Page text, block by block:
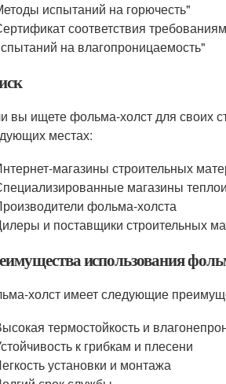
испытаний на горючесть"
соответствия
на влагопроницаемость"
вы ищете фольма-холст для своих
местах:
магазины строительных
магазины
фольма-холста
и поставщики строительных
использования
холст имеет следующие
термостойкость и
к грибкам и плесени
установки и монтажа